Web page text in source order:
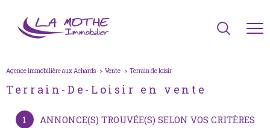
Agence immobilière aux Achards Vente terrain de loisir
Terrain-De-Loisir en vente
1 ANNONCE(S) TROUVÉE(S) SELON VOS CRITÈRES